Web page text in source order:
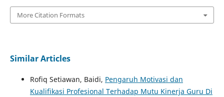
More Citation Formats
Similar Articles
Rofiq Setiawan, Baidi, Pengaruh Motivasi dan
Kualifikasi Profesional Terhadap Mutu Kinerja Guru Di